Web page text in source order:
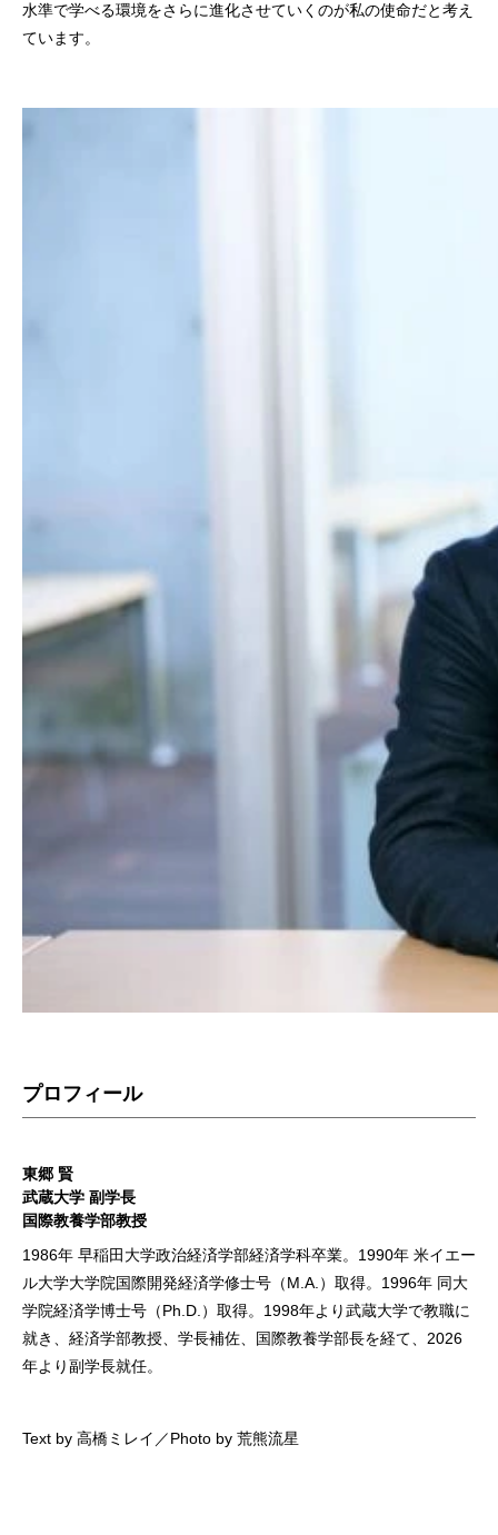
水準で学べる環境をさらに進化させていくのが私の使命だと考え
ています。
プロフィール
東郷 賢
武蔵大学 副学長
国際教養学部教授
1986年 早稲田大学政治経済学部経済学科卒業。1990年 米イエー
ル大学大学院国際開発経済学修士号（M.A.）取得。1996年 同大
学院経済学博士号（Ph.D.）取得。1998年より武蔵大学で教職に
就き、経済学部教授、学長補佐、国際教養学部長を経て、2026
年より副学長就任。
Text by 高橋ミレイ／Photo by 荒熊流星